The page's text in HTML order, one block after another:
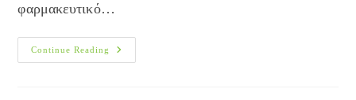
φαρμακευτικό…
Continue Reading
Φαρμακευτικό
Μανιτάρι